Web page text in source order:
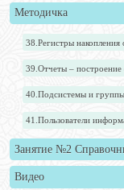
Методичка
38.Регистры
39.Отчеты – построение
40.Подсистемы и
41.Пользователи
Занятие №2
Видео